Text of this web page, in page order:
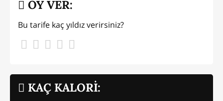
KAÇ KALORİ:
OY VER:
Bu tarife kaç yıldız verirsiniz?